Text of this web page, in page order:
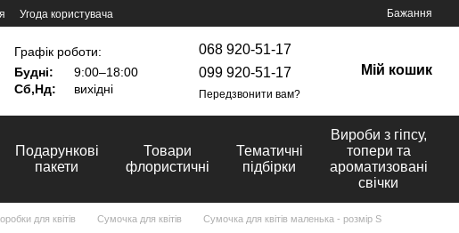
Угода користувача Бажання
Графік роботи:
Будні:
9:00–18:00
Сб,Нд:
вихідні
068 920-51-17
099 920-51-17
Передзвонити вам?
Мій кошик
Подарункові
пакети
Товари
флористичні
Тематичні
підбірки
Вироби з гіпсу,
топери та
ароматизовані
свічки
для квітів Сумочка для квітів
Сумочка для квітів маленька - розмір S